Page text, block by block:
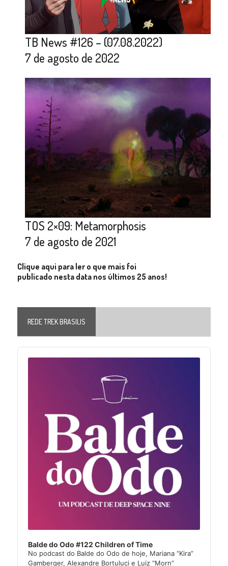
TB News #126 – (07.08.2022)
7 de agosto de 2022
TOS 2×09: Metamorphosis
7 de agosto de 2021
Clique aqui para ler o que mais foi
publicado nesta data nos últimos 25 anos!
REDE TREK BRASILIS
Audio
Player
Balde do Odo #122 Children of Time
No podcast do Balde do Odo de hoje, Mariana “Kira”
Gamberger, Alexandre Bortuluci e Luiz “Morn”